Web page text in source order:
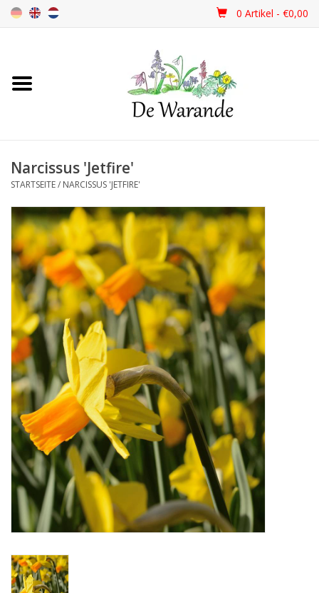
0 Artikel - €0,00
Startseite
Frühjahrsblüher
Sommerblüher
Herbstblüher
Schattenpflanzen
Angebote
Bodenverbesserung
SONSTIGE PRODUKTE
Beratung
Unser Garten!
Starke Zwiebel Tage
Neuigkeiten
Narcissus 'Jetfire'
STARTSEITE/ NARCISSUS 'JETFIRE'